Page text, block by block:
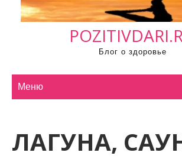
Блог о здоровье
Меню
ЛАГУНА,